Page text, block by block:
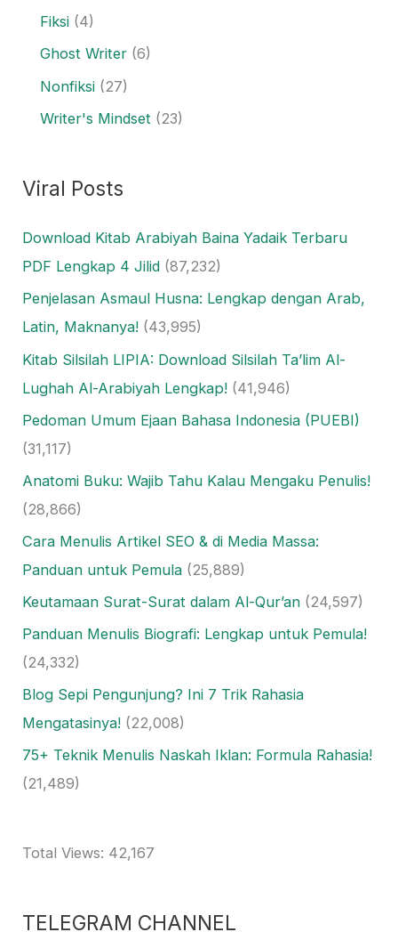
Fiksi (4)
Ghost Writer (6)
Nonfiksi (27)
Writer's Mindset (23)
Viral Posts
Download Kitab Arabiyah Baina Yadaik Terbaru
PDF Lengkap 4 Jilid (87,232)
Penjelasan Asmaul Husna: Lengkap dengan Arab,
Latin, Maknanya! (43,995)
Kitab Silsilah LIPIA: Download Silsilah Ta’lim Al-
Lughah Al-Arabiyah Lengkap! (41,946)
Pedoman Umum Ejaan Bahasa Indonesia (PUEBI)
(31,117)
Anatomi Buku: Wajib Tahu Kalau Mengaku Penulis!
(28,866)
Cara Menulis Artikel SEO & di Media Massa:
Panduan untuk Pemula (25,889)
Keutamaan Surat-Surat dalam Al-Qur’an (24,597)
Panduan Menulis Biografi: Lengkap untuk Pemula!
(24,332)
Blog Sepi Pengunjung? Ini 7 Trik Rahasia
Mengatasinya! (22,008)
75+ Teknik Menulis Naskah Iklan: Formula Rahasia!
(21,489)
Total Views: 42,167
TELEGRAM CHANNEL